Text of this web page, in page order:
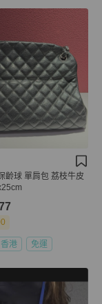
齡球 單肩包 荔枝牛皮
香港 免運